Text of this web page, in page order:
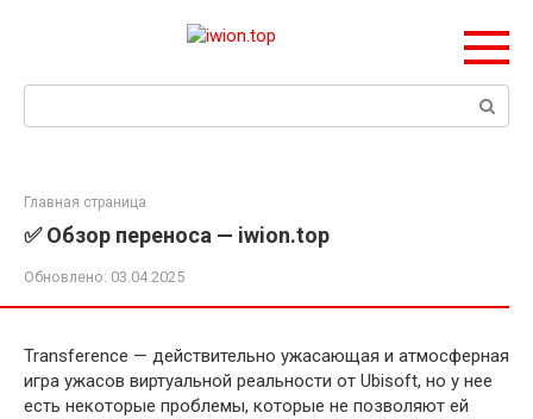
Главная страница
✅ Обзор переноса — iwion.top
Обновлено: 03.04.2025
Transference — действительно ужасающая и атмосферная
игра ужасов виртуальной реальности от Ubisoft, но у нее
есть некоторые проблемы, которые не позволяют ей